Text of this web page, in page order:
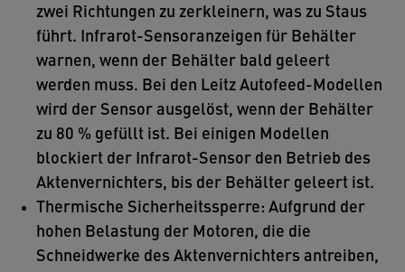
zwei Richtungen zu zerkleinern, was zu Staus
führt. Infrarot-Sensoranzeigen für Behälter
warnen, wenn der Behälter bald geleert
werden muss. Bei den Leitz Autofeed-Modellen
wird der Sensor ausgelöst, wenn der Behälter
zu 80 % gefüllt ist. Bei einigen Modellen
blockiert der Infrarot-Sensor den Betrieb des
Aktenvernichters, bis der Behälter geleert ist.
Thermische Sicherheitssperre: Aufgrund der
hohen Belastung der Motoren, die die
Schneidwerke des Aktenvernichters antreiben,